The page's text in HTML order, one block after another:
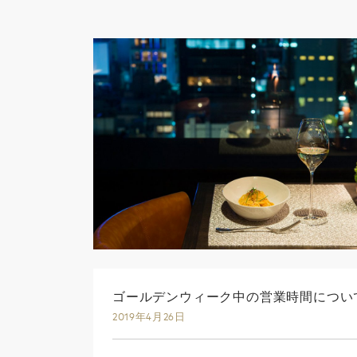
ゴールデンウィーク中の営業時間につい
2019年4月26日